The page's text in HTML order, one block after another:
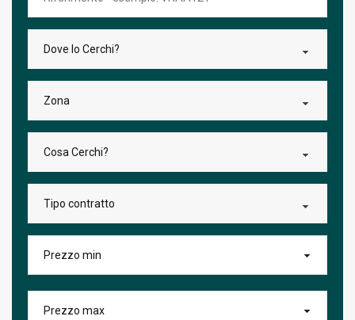
Dove lo Cerchi?
Zona
Cosa Cerchi?
Tipo contratto